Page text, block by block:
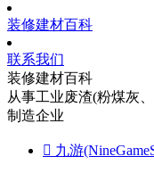
装修建材百科
联系我们
装修建材百科
从事工业废渣(粉煤灰
制造企业
 九游